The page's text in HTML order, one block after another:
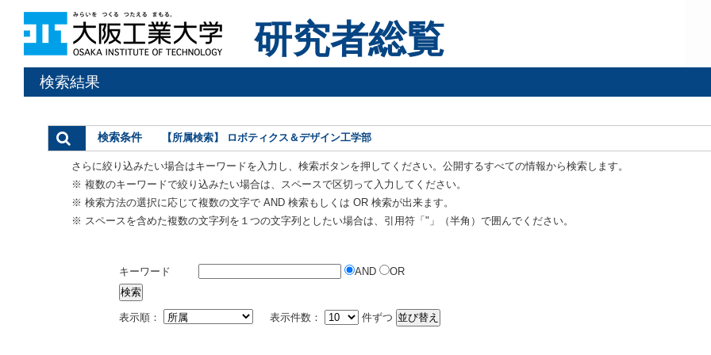
研究者総覧
検索結果
検索条件 【所属検索】 ロボティクス＆デザイン工学部
さらに絞り込みたい場合はキーワードを入力し、検索ボタンを押してください。公開するすべての情報から検索します。
※ 複数のキーワードで絞り込みたい場合は、スペースで区切って入力してください。
※ 検索方法の選択に応じて複数の文字で AND 検索もしくは OR 検索が出来ます。
※ スペースを含めた複数の文字列を１つの文字列としたい場合は、引用符「"」（半角）で囲んでください。
キーワード AND OR
表示順： 表示件数： 件ずつ